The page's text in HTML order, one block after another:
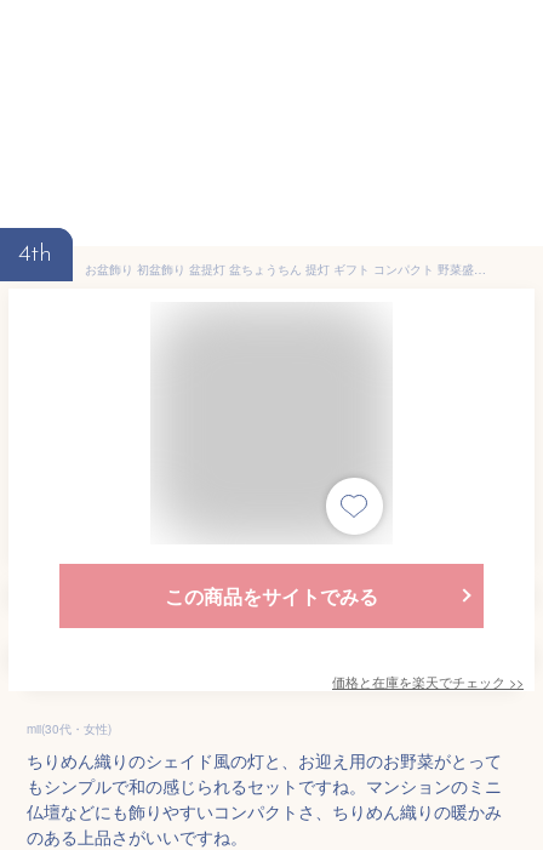
4th
お盆飾り 初盆飾り 盆提灯 盆ちょうちん 提灯 ギフト コンパクト 野菜盛り 精霊馬 初盆セット 新盆 初盆 『現代仏具 盆飾り盆提灯エクレレピンク ちりめんセット ピンク』 仏壇と仏具の八木研
この商品をサイトでみる
価格と在庫を楽天でチェック >>
mii(30代・女性)
ちりめん織りのシェイド風の灯と、お迎え用のお野菜がとって
もシンプルで和の感じられるセットですね。マンションのミニ
仏壇などにも飾りやすいコンパクトさ、ちりめん織りの暖かみ
のある上品さがいいですね。